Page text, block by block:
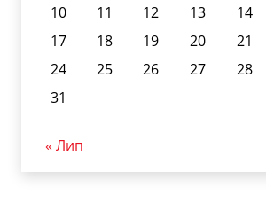
10
11 12 13 14
17
18 19 20 21
24
25 26 27 28
31
« Лип